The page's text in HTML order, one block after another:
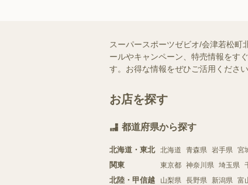
スーパースポーツゼビオ/会津若松
ールやキャンペーン、特売情報をす
す。お得な情報をぜひご活用ください
お店を探す
都道府県から探す
北海道・東北 北海道 青森県 岩手県 宮
関東 東京都 神奈川県 埼玉県
北陸・甲信越 山梨県 長野県 新潟県 富